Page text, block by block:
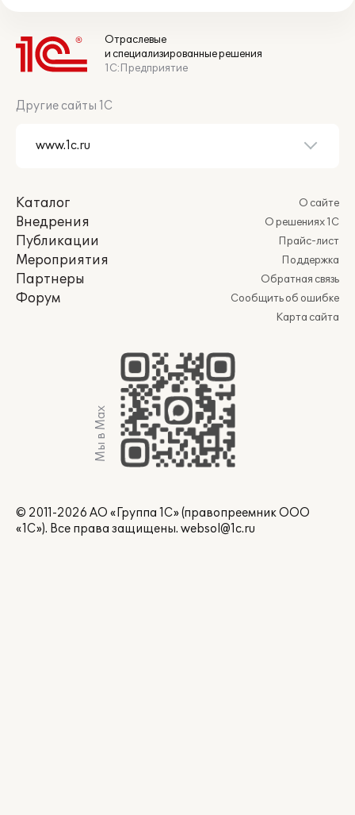
Отраслевые
и специализированные решения
1С:Предприятие
Другие сайты 1С
Каталог
Внедрения
Публикации
Мероприятия
Партнеры
Форум
О сайте
О решениях 1С
Прайс-лист
Поддержка
Обратная связь
Сообщить об ошибке
Карта сайта
Мы в Max
© 2011-2026 АО «Группа 1С» (правопреемник ООО
«1С»). Все права защищены. websol@1c.ru